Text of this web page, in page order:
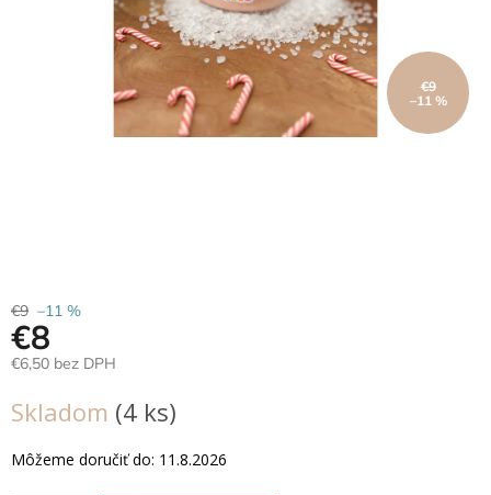
€9
–11 %
€9 –11 %
€8
€6,50 bez DPH
cena:
Skladom (4 ks)
Môžeme doručiť do: 11.8.2026